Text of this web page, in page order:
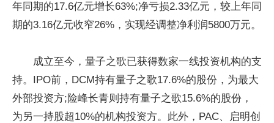
年同期的17.6亿元增长63%;净亏损2.33亿元，较上年同
期的3.16亿元收窄26%，实现经调整净利润5800万元。
成立至今，量子之歌已获得数家一线投资机构的支
持。IPO前，DCM持有量子之歌17.6%的股份，为最大
外部投资方;险峰长青则持有量子之歌15.6%的股份，
为另一持股超10%的机构投资方。此外，PAC、启明创